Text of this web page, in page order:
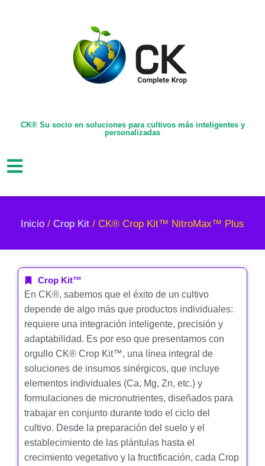
CK® Su socio en soluciones para cultivos más inteligentes y
personalizadas
Inicio / Crop Kit / CK® Crop Kit™ NitroMax™ Plus
Crop Kit™
En CK®, sabemos que el éxito de un cultivo
depende de algo más que productos individuales:
requiere una integración inteligente, precisión y
adaptabilidad. Es por eso que presentamos con
orgullo CK® Crop Kit™, una línea integral de
soluciones de insumos sinérgicos, que incluye
elementos individuales (Ca, Mg, Zn, etc.) y
formulaciones de micronutrientes, diseñados para
trabajar en conjunto durante todo el ciclo del
cultivo. Desde la preparación del suelo y el
establecimiento de las plántulas hasta el
crecimiento vegetativo y la fructificación, cada Crop